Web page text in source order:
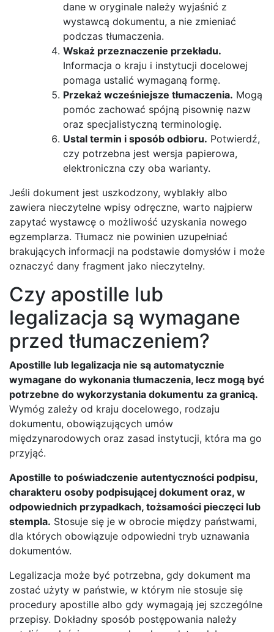
dane w oryginale należy wyjaśnić z
wystawcą dokumentu, a nie zmieniać
podczas tłumaczenia.
Wskaż przeznaczenie przekładu.
Informacja o kraju i instytucji docelowej
pomaga ustalić wymaganą formę.
Przekaż wcześniejsze tłumaczenia. Mogą
pomóc zachować spójną pisownię nazw
oraz specjalistyczną terminologię.
Ustal termin i sposób odbioru. Potwierdź,
czy potrzebna jest wersja papierowa,
elektroniczna czy oba warianty.
Jeśli dokument jest uszkodzony, wyblakły albo
zawiera nieczytelne wpisy odręczne, warto najpierw
zapytać wystawcę o możliwość uzyskania nowego
egzemplarza. Tłumacz nie powinien uzupełniać
brakujących informacji na podstawie domysłów i może
oznaczyć dany fragment jako nieczytelny.
Czy apostille lub
legalizacja są wymagane
przed tłumaczeniem?
Apostille lub legalizacja nie są automatycznie
wymagane do wykonania tłumaczenia, lecz mogą być
potrzebne do wykorzystania dokumentu za granicą.
Wymóg zależy od kraju docelowego, rodzaju
dokumentu, obowiązujących umów
międzynarodowych oraz zasad instytucji, która ma go
przyjąć.
Apostille to poświadczenie autentyczności podpisu,
charakteru osoby podpisującej dokument oraz, w
odpowiednich przypadkach, tożsamości pieczęci lub
stempla. Stosuje się je w obrocie między państwami,
dla których obowiązuje odpowiedni tryb uznawania
dokumentów.
Legalizacja może być potrzebna, gdy dokument ma
zostać użyty w państwie, w którym nie stosuje się
procedury apostille albo gdy wymagają jej szczególne
przepisy. Dokładny sposób postępowania należy